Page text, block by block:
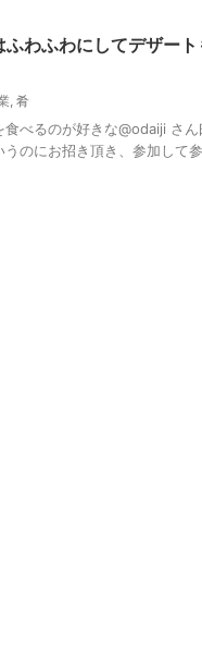
ふわふわにしてデザー
, 肴
べるのが好きな@odaiji さ
のにお招き頂き、参加して